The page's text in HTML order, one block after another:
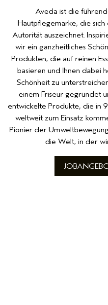
Aveda ist die
Hautpflegemarke, die sich
Autorität auszeichnet.
wir ein ganzheitliches
Produkten, die auf reinen
basieren und Ihnen dabei
Schönheit zu
einem Friseur gegründet
entwickelte Produkte, die in
weltweit zum Einsatz
Pionier der
die Welt, in der